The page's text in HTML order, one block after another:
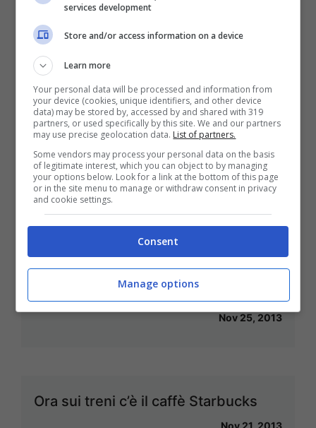
Kopi Luwak sfrutta gli zibetti per
produrre caffè
Rincari di inizio anno, la pausa caffè
costerà di più
Buon compleanno, moka
Nov 25, 2013
Ora sui treni c’è il caffè Starbucks
Nov 21, 2013
services development
Store and/or access information on a device
Learn more
Your personal data will be processed and information from
your device (cookies, unique identifiers, and other device
data) may be stored by, accessed by and shared with 319
partners, or used specifically by this site. We and our partners
may use precise geolocation data. List of partners.
Some vendors may process your personal data on the basis
of legitimate interest, which you can object to by managing
your options below. Look for a link at the bottom of this page
or in the site menu to manage or withdraw consent in privacy
and cookie settings.
Consent
Manage options